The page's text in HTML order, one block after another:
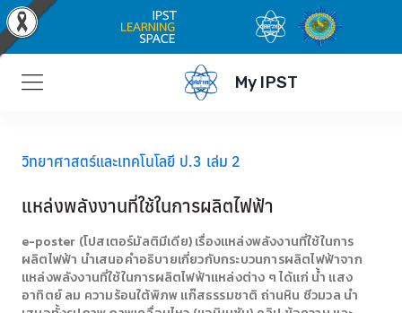
My IPST
วิทยาศาสตร์และเทคโนโลยี ป.3 เล่ม 2
แหล่งพลังงานที่ใช้ในการผลิตไฟฟ้า
e-poster (โปสเตอร์มัลติมีเดีย) เรื่องแหล่งพลังงานที่ใช้ในการ
ผลิตไฟฟ้า นำเสนอคำอธิบายเกี่ยวกับกระบวนการผลิตไฟฟ้าจาก
แหล่งพลังงานที่ใช้ในการผลิตไฟฟ้าแหล่งต่าง ๆ ได้แก่ น้ำ แสง
อาทิตย์ ลม ความร้อนใต้พิภพ แก๊สธรรมชาติ ถ่านหิน ชีวมวล นำ